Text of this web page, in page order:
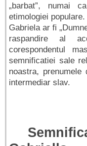
„barbat”, numai
etimologiei
Gabriela ar fi
raspandire al
corespondentul
semnificatiei sale
noastra,
intermediar slav.